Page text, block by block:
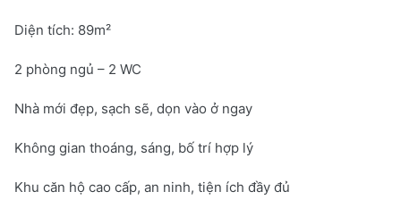
Diện tích: 89m²
2 phòng ngủ – 2 WC
Nhà mới đẹp, sạch sẽ, dọn vào ở ngay
Không gian thoáng, sáng, bố trí hợp lý
Khu căn hộ cao cấp, an ninh, tiện ích đầy đủ